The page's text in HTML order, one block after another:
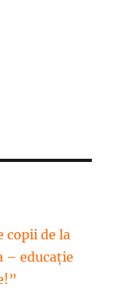
copii de la
– educație